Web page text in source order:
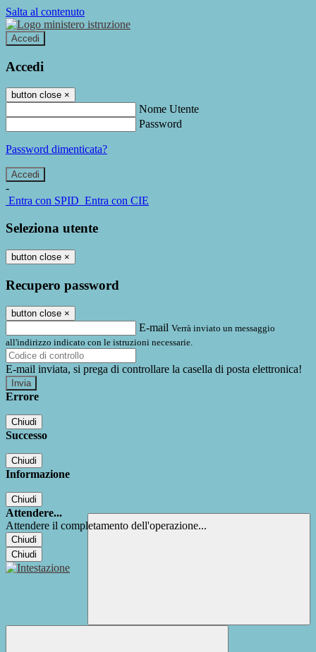
Salta al contenuto
Accedi
Accedi
button close ×
Nome Utente
Password
Password dimenticata?
-
Entra con SPID Entra con CIE
Seleziona utente
button close ×
Recupero password
button close ×
E-mail Verrà inviato un messaggio
all'indirizzo indicato con le istruzioni necessarie.
E-mail inviata, si prega di controllare la casella di posta elettronica!
Errore
Chiudi
Successo
Chiudi
Informazione
Chiudi
Attendere...
Attendere il completamento dell'operazione...
Chiudi
Chiudi